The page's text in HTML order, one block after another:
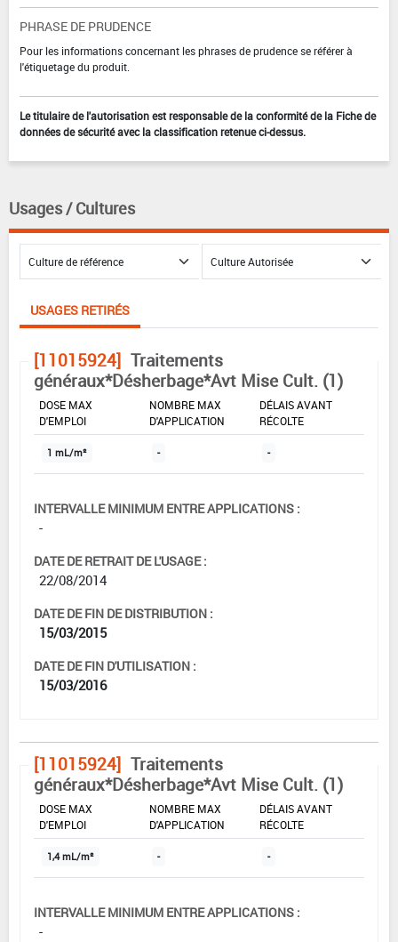
PHRASE DE PRUDENCE
Pour les informations concernant les phrases de prudence se référer à
l'étiquetage du produit.
Le titulaire de l'autorisation est responsable de la conformité de la Fiche de
données de sécurité avec la classification retenue ci-dessus.
Usages / Cultures
USAGES RETIRÉS
[11015924] Traitements
généraux*Désherbage*Avt Mise Cult. (1)
DOSE MAX
D'EMPLOI
NOMBRE MAX
D'APPLICATION
DÉLAIS AVANT
RÉCOLTE
1 mL/m² - -
INTERVALLE MINIMUM ENTRE APPLICATIONS :
-
DATE DE RETRAIT DE L'USAGE :
22/08/2014
DATE DE FIN DE DISTRIBUTION :
15/03/2015
DATE DE FIN D'UTILISATION :
15/03/2016
[11015924] Traitements
généraux*Désherbage*Avt Mise Cult. (1)
DOSE MAX
D'EMPLOI
NOMBRE MAX
D'APPLICATION
DÉLAIS AVANT
RÉCOLTE
1,4 mL/m² - -
INTERVALLE MINIMUM ENTRE APPLICATIONS :
-